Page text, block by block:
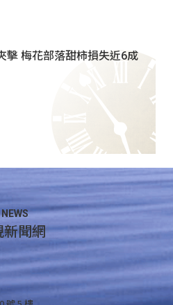
擊 梅花部落甜柿損失近6成
新聞網